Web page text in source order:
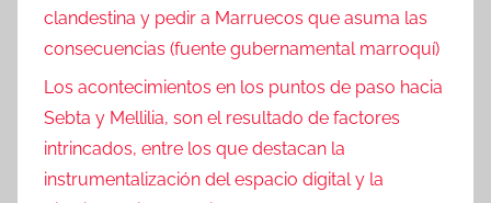
clandestina y pedir a Marruecos que asuma las
consecuencias (fuente gubernamental marroquí)
Los acontecimientos en los puntos de paso hacia
Sebta y Mellilia, son el resultado de factores
intrincados, entre los que destacan la
instrumentalización del espacio digital y la